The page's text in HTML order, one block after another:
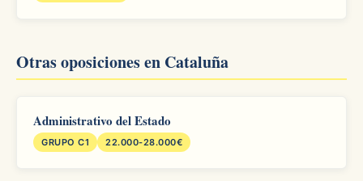
Otras oposiciones en Cataluña
Administrativo del Estado
GRUPO C1 22.000-28.000€